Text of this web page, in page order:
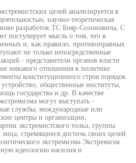
целей анализируется в
научно-теоретическая
разработок ТС Бояр-Созоновича, С
постулирует мысль о том, что в
и, как правило, противоправных
не только непосредственные
- представители органов власти
никакого отношения к политике
конституционного строя порядок
общественные институты,
государства и др. В качестве
могут выступать -
службы, международные или
центры и организации,
экстремистского толка, группы
стремящиеся достичь своих целей
экстремизма Экстремизм
идеологию насилия и